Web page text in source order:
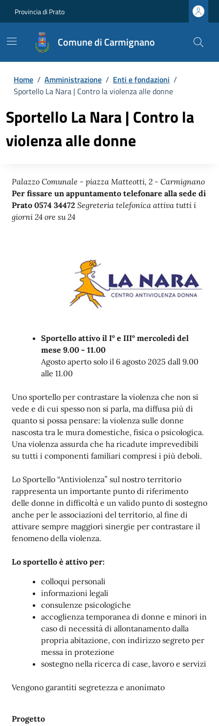
Provincia di Prato
Comune di Carmignano
Home / Amministrazione / Enti e fondazioni /
Sportello La Nara | Contro la violenza alle donne
Sportello La Nara | Contro la
violenza alle donne
Palazzo Comunale - piazza Matteotti, 2 - Carmignano
Per fissare un appuntamento telefonare alla sede di
Prato 0574 34472 Segreteria telefonica attiva tutti i
giorni 24 ore su 24
Sportello attivo il I° e III° mercoledì del
mese 9.00 - 11.00
Agosto aperto solo il 6 agosto 2025 dall 9.00
alle 11.00
Uno sportello per contrastare la violenza che non si
vede e di cui spesso non si parla, ma diffusa più di
quanto si possa pensare: la violenza sulle donne
nascosta tra le mura domestiche, fisica o psicologica.
Una violenza assurda che ha ricadute imprevedibili
su tutti i componenti familiari compresi i più deboli.
Lo Sportello “Antiviolenza” sul nostro territorio
rappresenta un importante punto di riferimento
delle donne in difficoltà e un valido punto di sostegno
anche per le associazioni del territorio, al fine di
attivare sempre maggiori sinergie per contrastare il
fenomeno della violenza.
Lo sportello è attivo per:
colloqui personali
informazioni legali
consulenze psicologiche
accoglienza temporanea di donne e minori in
caso di necessità di allontanamento dalla
propria abitazione, con indirizzo segreto per
messa in protezione
sostegno nella ricerca di case, lavoro e servizi
Vengono garantiti segretezza e anonimato
Progetto